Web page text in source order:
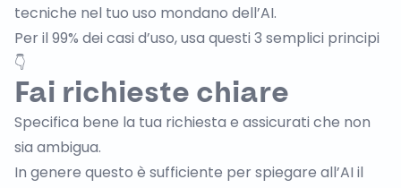
tecniche nel tuo uso mondano dell’AI.
Per il 99% dei casi d’uso, usa questi 3 semplici principi
👇
Fai richieste chiare
Specifica bene la tua richiesta e assicurati che non
sia ambigua.
In genere questo è sufficiente per spiegare all’AI il